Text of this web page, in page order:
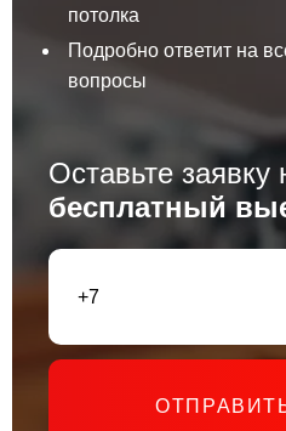
потолка
Подробно ответит на
вопросы
Оставьте заявку
бесплатный